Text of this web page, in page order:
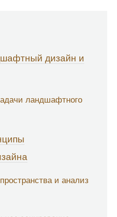
дизайн и
ландшафтного
и анализ